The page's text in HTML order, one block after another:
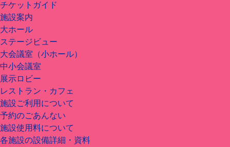
チケットガイド
施設案内
大ホール
ステージビュー
大会議室（小ホール）
中小会議室
展示ロビー
レストラン・カフェ
施設ご利用について
予約のごあんない
施設使用料について
各施設の設備詳細・資料